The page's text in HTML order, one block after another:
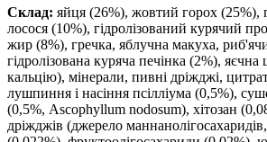
Склад: яйця (26%), жовтий горох (25%),
лосося (10%), гідролізований курячий
жир (8%), гречка, яблучна макуха,
гідролізована куряча печінка (2%),
кальцію), мінерали, пивні дріжджі,
лушпиння і насіння псілліума (0,5%),
(0,5%, Ascophyllum nodosum), хітозан
дріжджів (джерело